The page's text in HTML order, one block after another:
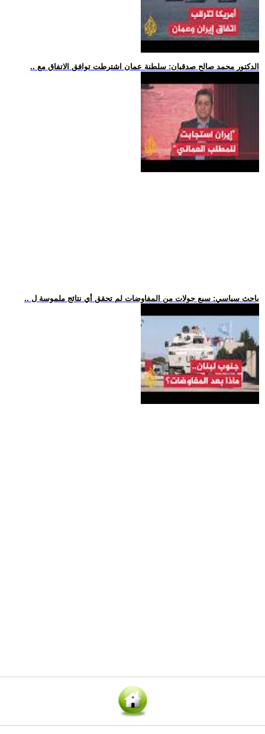
.. الدكتور محمد صالح صدقيان: سلطنة عمان اشترطت توافق الاتفاق مع
.. باحث سياسي: سبع جولات من المفاوضات لم تحقق أي نتائج ملموسة ل